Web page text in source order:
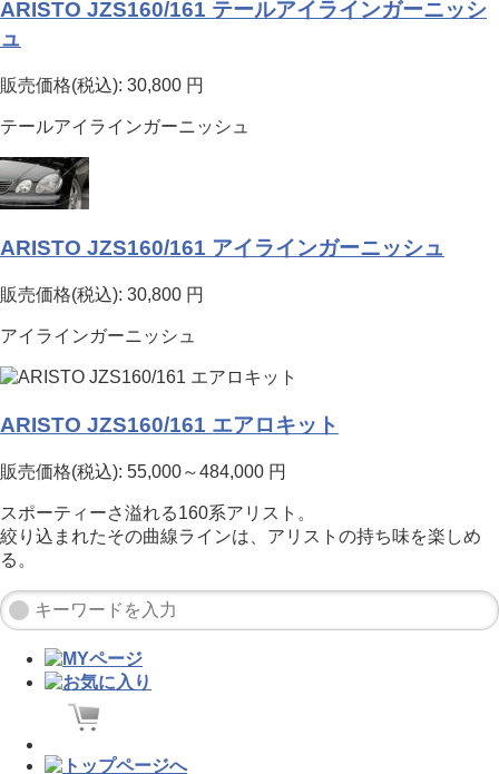
ARISTO JZS160/161 テールアイラインガーニッシ
ュ
販売価格(税込): 30,800 円
テールアイラインガーニッシュ
ARISTO JZS160/161 アイラインガーニッシュ
販売価格(税込): 30,800 円
アイラインガーニッシュ
ARISTO JZS160/161 エアロキット
販売価格(税込): 55,000～484,000 円
スポーティーさ溢れる160系アリスト。
絞り込まれたその曲線ラインは、アリストの持ち味を楽しめ
る。